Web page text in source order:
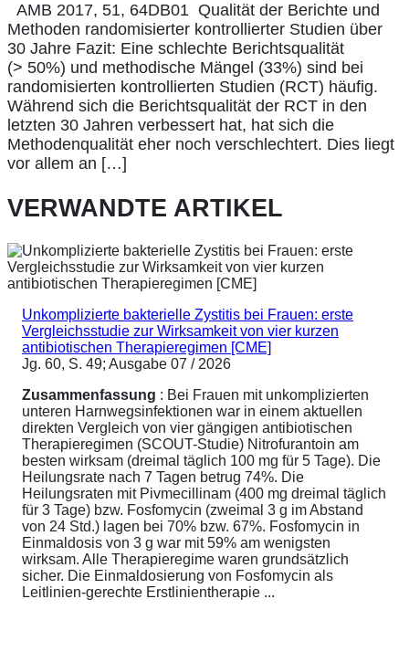
AMB 2017, 51, 64DB01 Qualität der Berichte und
Methoden randomisierter kontrollierter Studien über
30 Jahre Fazit: Eine schlechte Berichtsqualität
(> 50%) und methodische Mängel (33%) sind bei
randomisierten kontrollierten Studien (RCT) häufig.
Während sich die Berichtsqualität der RCT in den
letzten 30 Jahren verbessert hat, hat sich die
Methodenqualität eher noch verschlechtert. Dies liegt
vor allem an […]
VERWANDTE ARTIKEL
Unkomplizierte bakterielle Zystitis bei Frauen: erste
Vergleichsstudie zur Wirksamkeit von vier kurzen
antibiotischen Therapieregimen [CME]
Jg. 60, S. 49; Ausgabe 07 / 2026
Zusammenfassung : Bei Frauen mit unkomplizierten
unteren Harnwegsinfektionen war in einem aktuellen
direkten Vergleich von vier gängigen antibiotischen
Therapieregimen (SCOUT-Studie) Nitrofurantoin am
besten wirksam (dreimal täglich 100 mg für 5 Tage). Die
Heilungsrate nach 7 Tagen betrug 74%. Die
Heilungsraten mit Pivmecillinam (400 mg dreimal täglich
für 3 Tage) bzw. Fosfomycin (zweimal 3 g im Abstand
von 24 Std.) lagen bei 70% bzw. 67%. Fosfomycin in
Einmaldosis von 3 g war mit 59% am wenigsten
wirksam. Alle Therapieregime waren grundsätzlich
sicher. Die Einmaldosierung von Fosfomycin als
Leitlinien-gerechte Erstlinientherapie ...